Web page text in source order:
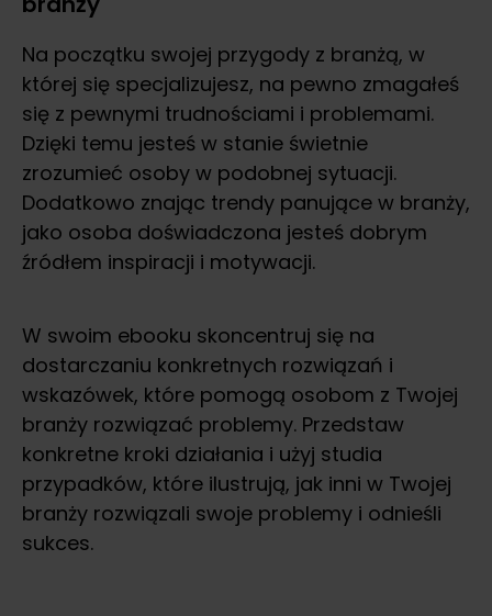
Na początku swojej przygody z branżą, w
której się specjalizujesz, na pewno zmagałeś
się z pewnymi trudnościami i problemami.
Dzięki temu jesteś w stanie świetnie
zrozumieć osoby w podobnej sytuacji.
Dodatkowo znając trendy panujące w branży,
jako osoba doświadczona jesteś dobrym
źródłem inspiracji i motywacji.
W swoim ebooku skoncentruj się na
dostarczaniu konkretnych rozwiązań i
wskazówek, które pomogą osobom z Twojej
branży rozwiązać problemy. Przedstaw
konkretne kroki działania i użyj studia
przypadków, które ilustrują, jak inni w Twojej
branży rozwiązali swoje problemy i odnieśli
sukces.